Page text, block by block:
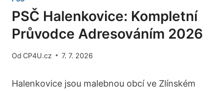
PSČ Halenkovice: Kompletní
Průvodce Adresováním 2026
Od CP4U.cz 7. 7. 2026
Halenkovice jsou malebnou obcí ve Zlínském